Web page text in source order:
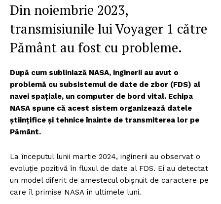
Din noiembrie 2023,
transmisiunile lui Voyager 1 către
Pământ au fost cu probleme.
După cum subliniază NASA, inginerii au avut o
problemă cu subsistemul de date de zbor (FDS) al
navei spațiale, un computer de bord vital. Echipa
NASA spune că acest sistem organizează datele
științifice și tehnice înainte de transmiterea lor pe
Pământ.
La începutul lunii martie 2024, inginerii au observat o
evoluție pozitivă în fluxul de date al FDS. Ei au detectat
un model diferit de amestecul obișnuit de caractere pe
care îl primise NASA în ultimele luni.